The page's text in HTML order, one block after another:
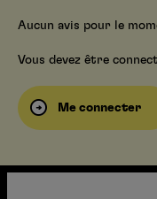
Aucun avis pour le
Vous devez être
Me connecter